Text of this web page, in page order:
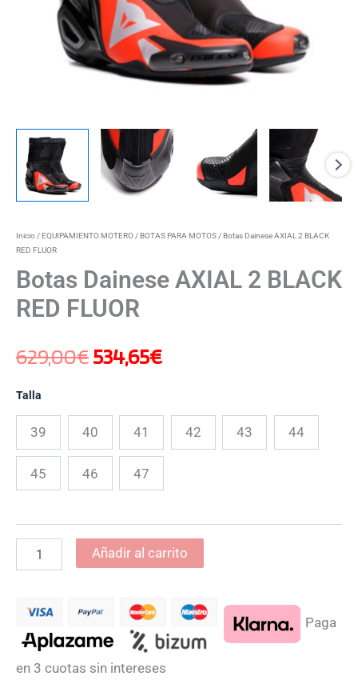
Inicio /EQUIPAMIENTO MOTERO /BOTAS PARA MOTOS / Botas Dainese AXIAL 2 BLACK
RED FLUOR
Botas Dainese AXIAL 2 BLACK
RED FLUOR
629,00€534,65€
Talla
39 40 41 42 43 44
45 46 47
Añadir al carrito
Paga
en 3 cuotas sin intereses